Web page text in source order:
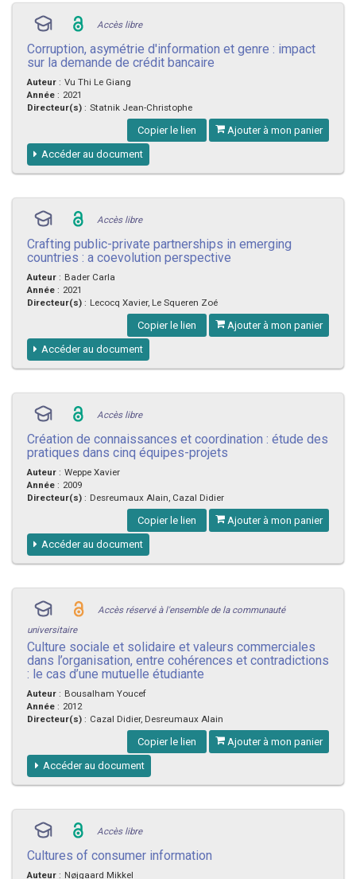
Accès libre
Corruption, asymétrie d'information et genre : impact
sur la demande de crédit bancaire
Auteur : Vu Thi Le Giang
Année : 2021
Directeur(s) : Statnik Jean-Christophe
Copier le lien Ajouter à mon panier
Accéder au document
Accès libre
Crafting public-private partnerships in emerging
countries : a coevolution perspective
Auteur : Bader Carla
Année : 2021
Directeur(s) : Lecocq Xavier, Le Squeren Zoé
Copier le lien Ajouter à mon panier
Accéder au document
Accès libre
Création de connaissances et coordination : étude des
pratiques dans cinq équipes-projets
Auteur : Weppe Xavier
Année : 2009
Directeur(s) : Desreumaux Alain, Cazal Didier
Copier le lien Ajouter à mon panier
Accéder au document
Accès réservé à l'ensemble de la communauté
universitaire
Culture sociale et solidaire et valeurs commerciales
dans l’organisation, entre cohérences et contradictions
: le cas d’une mutuelle étudiante
Auteur : Bousalham Youcef
Année : 2012
Directeur(s) : Cazal Didier, Desreumaux Alain
Copier le lien Ajouter à mon panier
Accéder au document
Accès libre
Cultures of consumer information
Auteur : Nøjgaard Mikkel